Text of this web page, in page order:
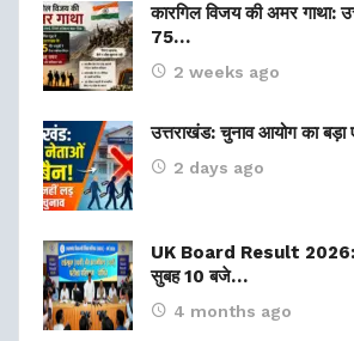
कारगिल विजय की अमर गाथा:
75…
2 weeks ago
उत्तराखंड: चुनाव आयोग का
2 days ago
UK Board Result
सुबह 10 बजे…
4 months ago